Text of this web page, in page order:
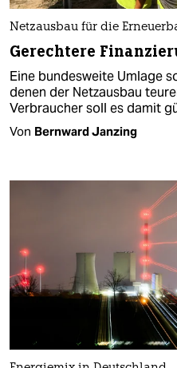
Netzausbau für die
Gerechtere
Eine bundesweite Umlage
denen der Netzausbau
Verbraucher soll es damit
Von Bernward Janzing